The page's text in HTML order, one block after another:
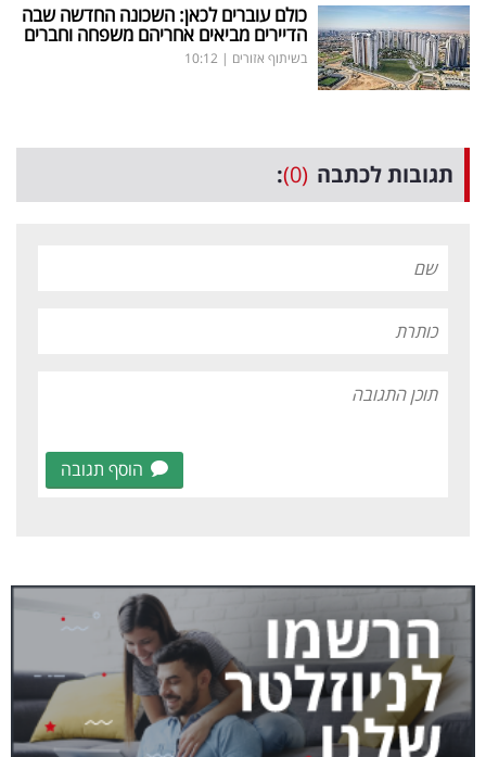
כולם עוברים לכאן: השכונה החדשה שבה
הדיירים מביאים אחריהם משפחה וחברים
בשיתוף אזורים |
10:12
תגובות לכתבה (0)
:
הוסף תגובה